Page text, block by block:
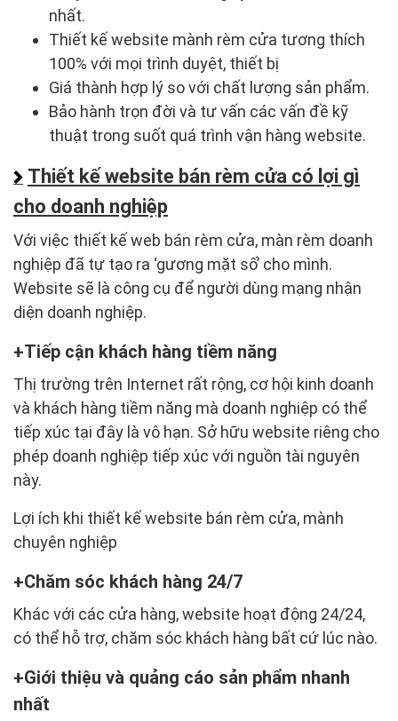
nhất.
Thiết kế website mành rèm cửa tương thích
100% với mọi trình duyệt, thiết bị
Giá thành hợp lý so với chất lượng sản phẩm.
Bảo hành trọn đời và tư vấn các vấn đề kỹ
thuật trong suốt quá trình vận hàng website.
Thiết kế website bán rèm cửa có lợi gì
cho doanh nghiệp
Với việc thiết kế web bán rèm cửa, màn rèm doanh
nghiệp đã tự tạo ra ‘gương mặt số’ cho mình.
Website sẽ là công cụ để người dùng mạng nhận
diện doanh nghiệp.
Tiếp cận khách hàng tiềm năng
Thị trường trên Internet rất rộng, cơ hội kinh doanh
và khách hàng tiềm năng mà doanh nghiệp có thể
tiếp xúc tại đây là vô hạn. Sở hữu website riêng cho
phép doanh nghiệp tiếp xúc với nguồn tài nguyên
này.
Lợi ích khi thiết kế website bán rèm cửa, mành
chuyên nghiệp
Chăm sóc khách hàng 24/7
Khác với các cửa hàng, website hoạt động 24/24,
có thể hỗ trợ, chăm sóc khách hàng bất cứ lúc nào.
Giới thiệu và quảng cáo sản phẩm nhanh
nhất